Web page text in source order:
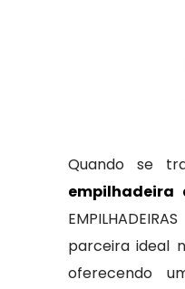
Quando se
parceira ideal
oferecendo